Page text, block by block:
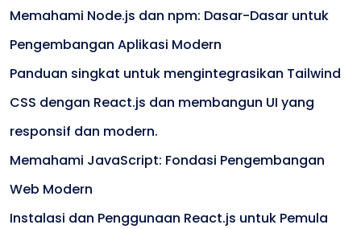
Memahami Node.js dan npm: Dasar-Dasar untuk
Pengembangan Aplikasi Modern
Panduan singkat untuk mengintegrasikan Tailwind
CSS dengan React.js dan membangun UI yang
responsif dan modern.
Memahami JavaScript: Fondasi Pengembangan
Web Modern
Instalasi dan Penggunaan React.js untuk Pemula